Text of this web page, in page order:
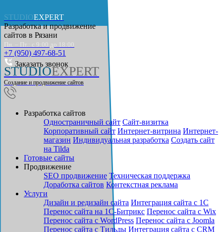
STUDIOEXPERT
Разработка и продвижение
сайтов в Рязани
Пн. – Пт.: с 9:00 до 18:00
+7 (950) 497-68-51
Заказать звонок
STUDIOEXPERT
Создание и продвижение сайтов
Разработка сайтов
Одностраничный сайт Cайт-визитка
Корпоративный сайт Интернет-витрина Интернет-
магазин Индивидуальная разработка Создать сайт
на Tilda
Готовые сайты
Продвижение
SEO продвижение Техническая поддержка
Доработка сайтов Контекстная реклама
Услуги
Дизайн и редизайн сайта Интеграция сайта с 1С
Перенос сайта на 1С-Битрикс Перенос сайта с Wix
Перенос сайта с WordPress Перенос сайта с Joomla
Перенос сайта с Тильды Интеграция сайта с CRM